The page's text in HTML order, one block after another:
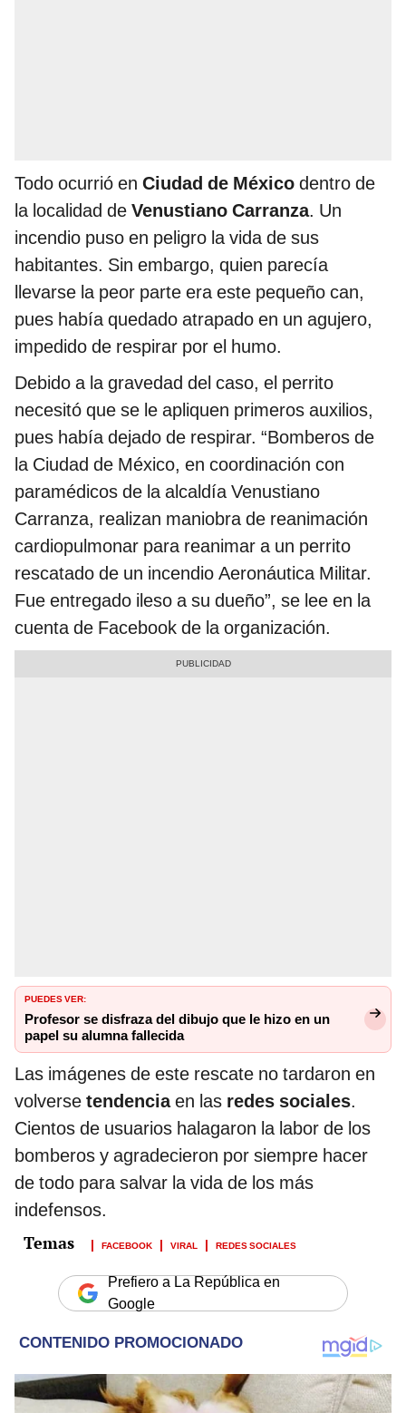
Todo ocurrió en Ciudad de México dentro de
la localidad de Venustiano Carranza. Un
incendio puso en peligro la vida de sus
habitantes. Sin embargo, quien parecía
llevarse la peor parte era este pequeño can,
pues había quedado atrapado en un agujero,
impedido de respirar por el humo.
Debido a la gravedad del caso, el perrito
necesitó que se le apliquen primeros auxilios,
pues había dejado de respirar. “Bomberos de
la Ciudad de México, en coordinación con
paramédicos de la alcaldía Venustiano
Carranza, realizan maniobra de reanimación
cardiopulmonar para reanimar a un perrito
rescatado de un incendio Aeronáutica Militar.
Fue entregado ileso a su dueño”, se lee en la
cuenta de Facebook de la organización.
PUEDES VER:
Profesor se disfraza del dibujo que le hizo en un
papel su alumna fallecida
Las imágenes de este rescate no tardaron en
volverse tendenciaen las redes sociales.
Cientos de usuarios halagaron la labor de los
bomberos y agradecieron por siempre hacer
de todo para salvar la vida de los más
indefensos.
FACEBOOK VIRAL REDES SOCIALES
Prefiero a La República en
Google